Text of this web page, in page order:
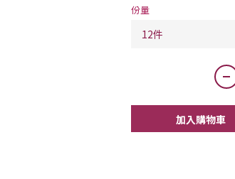
份量
加入購物車